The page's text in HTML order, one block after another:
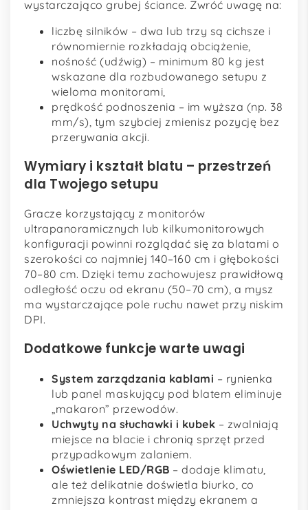
wystarczająco grubej ściance. Zwróć uwagę na:
liczbę silników – dwa lub trzy są cichsze i
równomiernie rozkładają obciążenie,
nośność (udźwig) – minimum 80 kg jest
wskazane dla rozbudowanego setupu z
wieloma monitorami,
prędkość podnoszenia – im wyższa (np. 38
mm/s), tym szybciej zmienisz pozycję bez
przerywania akcji.
Wymiary i kształt blatu – przestrzeń
dla Twojego setupu
Gracze korzystający z monitorów
ultrapanoramicznych lub kilkumonitorowych
konfiguracji powinni rozglądać się za blatami o
szerokości co najmniej 140–160 cm i głębokości
70–80 cm. Dzięki temu zachowujesz prawidłową
odległość oczu od ekranu (50–70 cm), a mysz
ma wystarczające pole ruchu nawet przy niskim
DPI.
Dodatkowe funkcje warte uwagi
System zarządzania kablami – rynienka
lub panel maskujący pod blatem eliminuje
„makaron” przewodów.
Uchwyty na słuchawki i kubek – zwalniają
miejsce na blacie i chronią sprzęt przed
przypadkowym zalaniem.
Oświetlenie LED/RGB – dodaje klimatu,
ale też delikatnie doświetla biurko, co
zmniejsza kontrast między ekranem a